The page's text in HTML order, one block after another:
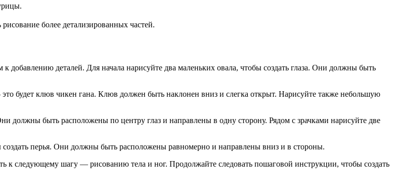
более детализированных частей.
деталей. Для начала нарисуйте два маленьких овала, чтобы создать глаза. Они должны быть
будет клюв чикен гана. Клюв должен быть наклонен вниз и слегка открыт. Нарисуйте также небольшую
должны быть расположены по центру глаз и направлены в одну сторону. Рядом с зрачками нарисуйте две
перья. Они должны быть расположены равномерно и направлены вниз и в стороны.
к следующему шагу — рисованию тела и ног. Продолжайте следовать пошаговой инструкции, чтобы создать